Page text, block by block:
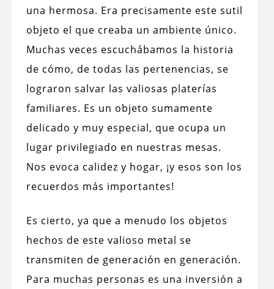
una hermosa. Era precisamente este sutil
objeto el que creaba un ambiente único.
Muchas veces escuchábamos la historia
de cómo, de todas las pertenencias, se
lograron salvar las valiosas platerías
familiares. Es un objeto sumamente
delicado y muy especial, que ocupa un
lugar privilegiado en nuestras mesas.
Nos evoca calidez y hogar, ¡y esos son los
recuerdos más importantes!
Es cierto, ya que a menudo los objetos
hechos de este valioso metal se
transmiten de generación en generación.
Para muchas personas es una inversión a